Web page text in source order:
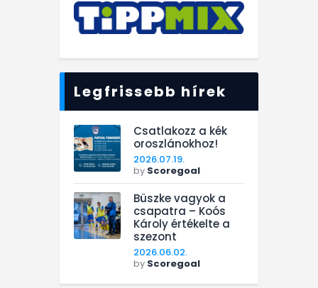
Legfrissebb hírek
Csatlakozz a kék
oroszlánokhoz!
2026.07.19.
by Scoregoal
Büszke vagyok a
csapatra – Koós
Károly értékelte a
szezont
2026.06.02.
by Scoregoal